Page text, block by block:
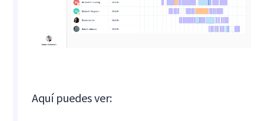
Aquí puedes ver: